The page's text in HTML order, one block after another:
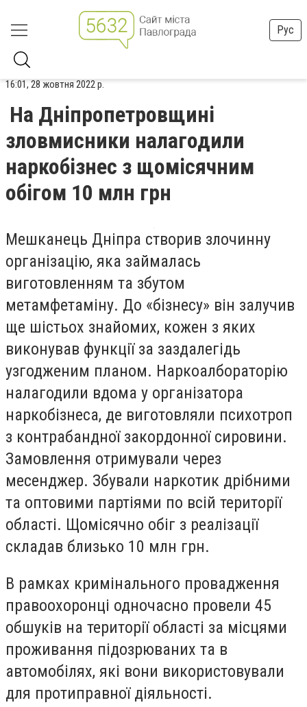
Рус
16:01, 28 жовтня 2022 р.
На Дніпропетровщині
зловмисники налагодили
наркобізнес з щомісячним
обігом 10 млн грн
Мешканець Дніпра створив злочинну
організацію, яка займалась
виготовленням та збутом
метамфетаміну. До «бізнесу» він залучив
ще шістьох знайомих, кожен з яких
виконував функції за заздалегідь
узгодженим планом. Наркоалбораторію
налагодили вдома у організатора
наркобізнеса, де виготовляли психотроп
з контрабандної закордонної сировини.
Замовлення отримували через
месенджер. Збували наркотик дрібними
та оптовими партіями по всій території
області. Щомісячно обіг з реалізації
складав близько 10 млн грн.
В рамках кримінального провадження
правоохоронці одночасно провели 45
обшуків на території області за місцями
проживання підозрюваних та в
автомобілях, які вони використовували
для протиправної діяльності.